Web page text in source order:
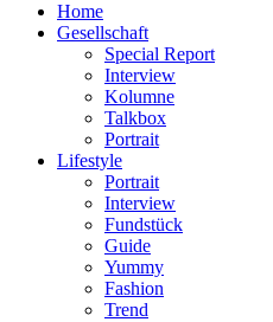
Home
Gesellschaft
Special Report
Interview
Kolumne
Talkbox
Portrait
Lifestyle
Portrait
Interview
Fundstück
Guide
Yummy
Fashion
Trend